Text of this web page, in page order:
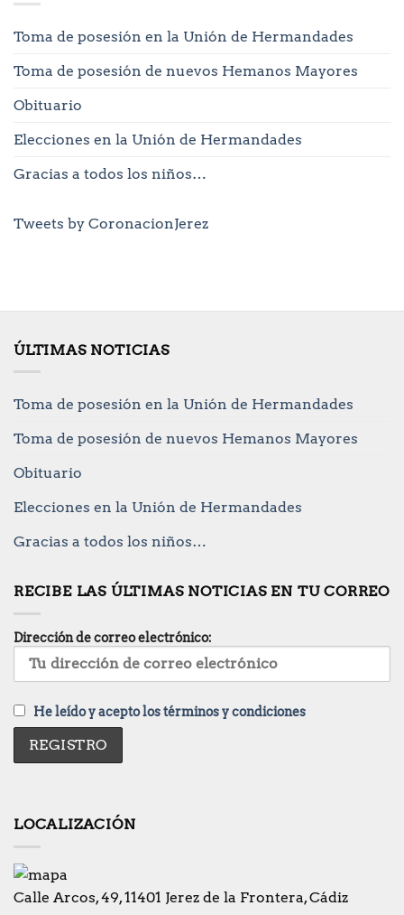
Toma de posesión en la Unión de Hermandades
Toma de posesión de nuevos Hemanos Mayores
Obituario
Elecciones en la Unión de Hermandades
Gracias a todos los niños…
Tweets by CoronacionJerez
ÚLTIMAS NOTICIAS
Toma de posesión en la Unión de Hermandades
Toma de posesión de nuevos Hemanos Mayores
Obituario
Elecciones en la Unión de Hermandades
Gracias a todos los niños…
RECIBE LAS ÚLTIMAS NOTICIAS EN TU CORREO
Dirección de correo electrónico:
He leído y acepto los términos y condiciones
LOCALIZACIÓN
Calle Arcos, 49, 11401 Jerez de la Frontera, Cádiz